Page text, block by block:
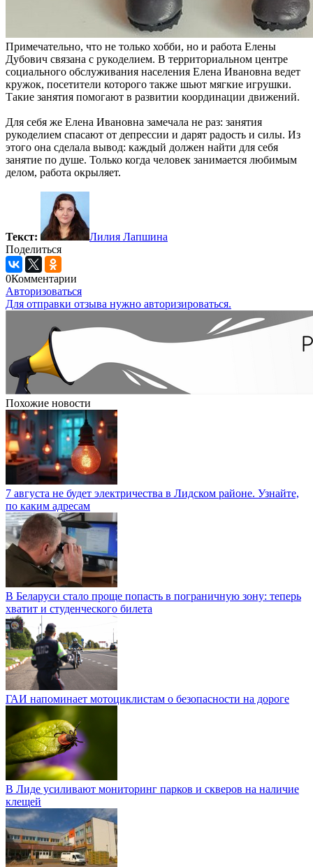
Примечательно, что не только хобби, но и работа Елены
Дубович связана с рукоделием. В территориальном центре
социального обслуживания населения Елена Ивановна ведет
кружок, посетители которого также шьют мягкие игрушки.
Такие занятия помогают в развитии координации движений.
Для себя же Елена Ивановна замечала не раз: занятия
рукоделием спасают от депрессии и дарят радость и силы. Из
этого она сделала вывод: каждый должен найти для себя
занятие по душе. Только когда человек занимается любимым
делом, работа окрыляет.
Текст:
Лилия Лапшина
Поделиться
0Комментарии
Авторизоваться
Для отправки отзыва нужно авторизироваться.
Похожие новости
7 августа не будет электричества в Лидском районе. Узнайте,
по каким адресам
В Беларуси стало проще попасть в пограничную зону: теперь
хватит и студенческого билета
ГАИ напоминает мотоциклистам о безопасности на дороге
В Лиде усиливают мониторинг парков и скверов на наличие
клещей